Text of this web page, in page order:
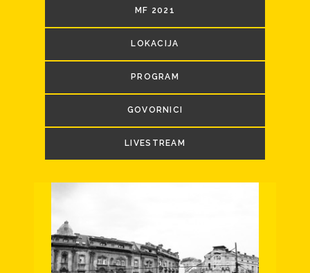
MF 2021
LOKACIJA
PROGRAM
GOVORNICI
LIVESTREAM